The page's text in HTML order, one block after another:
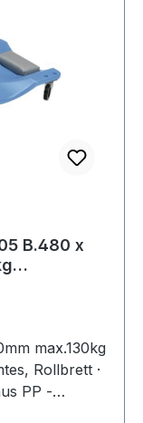
B.480 x
max.130kg
Rollbrett ·
PP -